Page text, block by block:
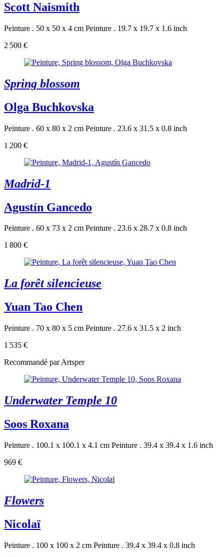
Scott Naismith
Peinture . 50 x 50 x 4 cm Peinture . 19.7 x 19.7 x 1.6 inch
2 500 €
Spring blossom
Olga Buchkovska
Peinture . 60 x 80 x 2 cm Peinture . 23.6 x 31.5 x 0.8 inch
1 200 €
Madrid-1
Agustín Gancedo
Peinture . 60 x 73 x 2 cm Peinture . 23.6 x 28.7 x 0.8 inch
1 800 €
La forêt silencieuse
Yuan Tao Chen
Peinture . 70 x 80 x 5 cm Peinture . 27.6 x 31.5 x 2 inch
1 535 €
Recommandé par Artsper
Underwater Temple 10
Soos Roxana
Peinture . 100.1 x 100.1 x 4.1 cm Peinture . 39.4 x 39.4 x 1.6 inch
969 €
Flowers
Nicolaï
Peinture . 100 x 100 x 2 cm Peinture . 39.4 x 39.4 x 0.8 inch